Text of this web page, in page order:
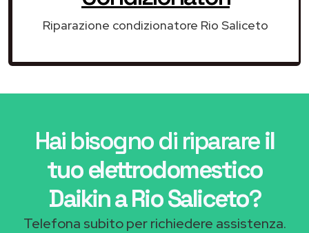
Riparazione condizionatore Rio Saliceto
Hai bisogno di riparareil
tuo elettrodomestico
Daikin a Rio Saliceto?
Telefona subito per richiedere assistenza.